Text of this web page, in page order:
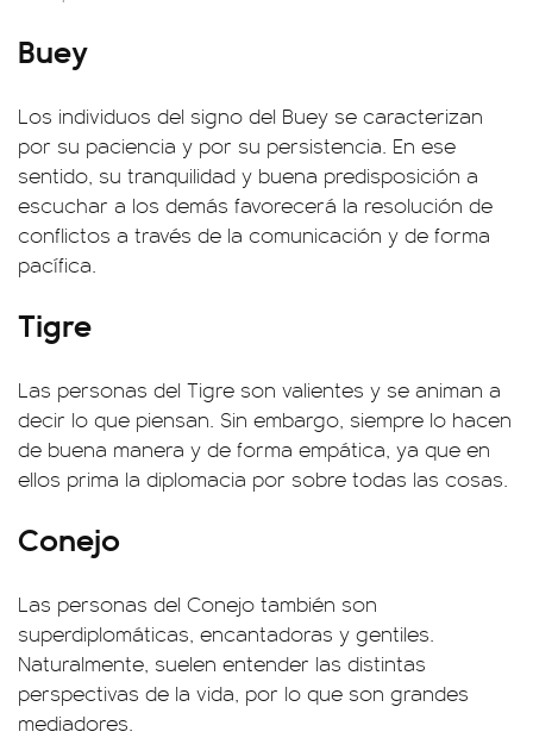
Buey
Los individuos del signo del Buey se caracterizan
por su paciencia y por su persistencia. En ese
sentido, su tranquilidad y buena predisposición a
escuchar a los demás favorecerá la resolución de
conflictos a través de la comunicación y de forma
pacífica.
Tigre
Las personas del Tigre son valientes y se animan a
decir lo que piensan. Sin embargo, siempre lo hacen
de buena manera y de forma empática, ya que en
ellos prima la diplomacia por sobre todas las cosas.
Conejo
Las personas del Conejo también son
superdiplomáticas, encantadoras y gentiles.
Naturalmente, suelen entender las distintas
perspectivas de la vida, por lo que son grandes
mediadores.